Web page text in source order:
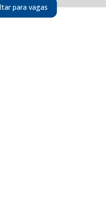
para vagas